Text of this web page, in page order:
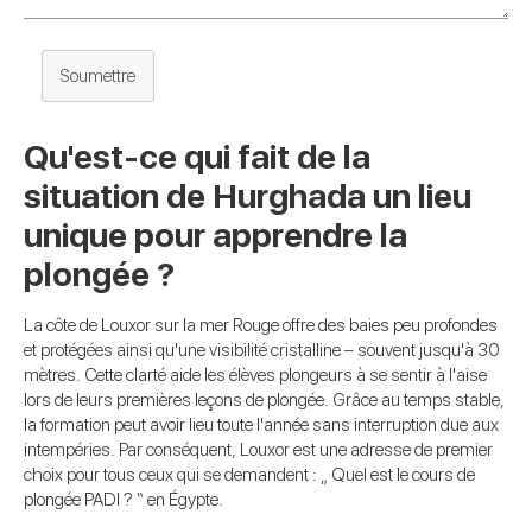
Soumettre
Qu'est-ce qui fait de la
situation de Hurghada un lieu
unique pour apprendre la
plongée ?
La côte de Louxor sur la mer Rouge offre des baies peu profondes
et protégées ainsi qu'une visibilité cristalline – souvent jusqu'à 30
mètres. Cette clarté aide les élèves plongeurs à se sentir à l'aise
lors de leurs premières leçons de plongée. Grâce au temps stable,
la formation peut avoir lieu toute l'année sans interruption due aux
intempéries. Par conséquent, Louxor est une adresse de premier
choix pour tous ceux qui se demandent : „ Quel est le cours de
plongée PADI ? “ en Égypte.